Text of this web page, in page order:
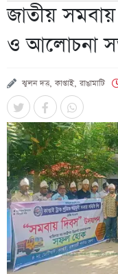
জাতীয় সমবায়
ও আলোচনা
ঝুলন দত্ত, কাপ্তাই, রাঙামাটি